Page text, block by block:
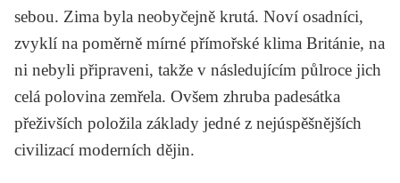
sebou. Zima byla neobyčejně krutá. Noví osadníci,
zvyklí na poměrně mírné přímořské klima Británie, na
ni nebyli připraveni, takže v následujícím půlroce jich
celá polovina zemřela. Ovšem zhruba padesátka
přeživších položila základy jedné z nejúspěšnějších
civilizací moderních dějin.